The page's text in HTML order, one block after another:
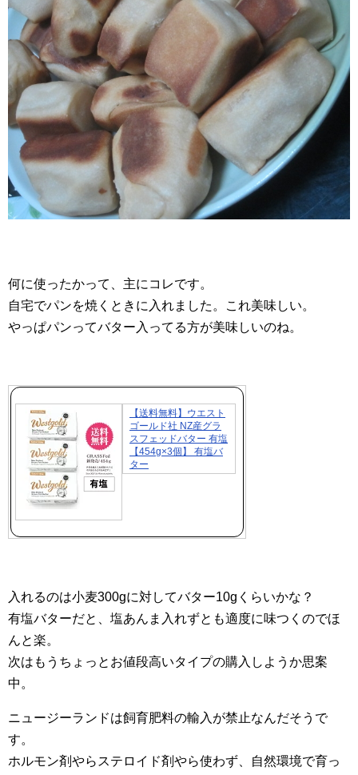
何に使ったかって、主にコレです。
自宅でパンを焼くときに入れました。これ美味しい。
やっぱパンってバター入ってる方が美味しいのね。
【送料無料】ウエスト
ゴールド社 NZ産グラ
スフェッドバター 有塩
【454g×3個】 有塩バ
ター
入れるのは小麦300gに対してバター10gくらいかな？
有塩バターだと、塩あんま入れずとも適度に味つくのでほ
んと楽。
次はもうちょっとお値段高いタイプの購入しようか思案
中。
ニュージーランドは飼育肥料の輸入が禁止なんだそうで
す。
ホルモン剤やらステロイド剤やら使わず、自然環境で育っ